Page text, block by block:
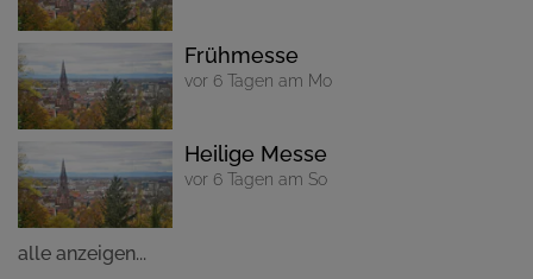
Frühmesse
vor 6 Tagen am Mo
Heilige Messe
vor 6 Tagen am So
alle anzeigen...